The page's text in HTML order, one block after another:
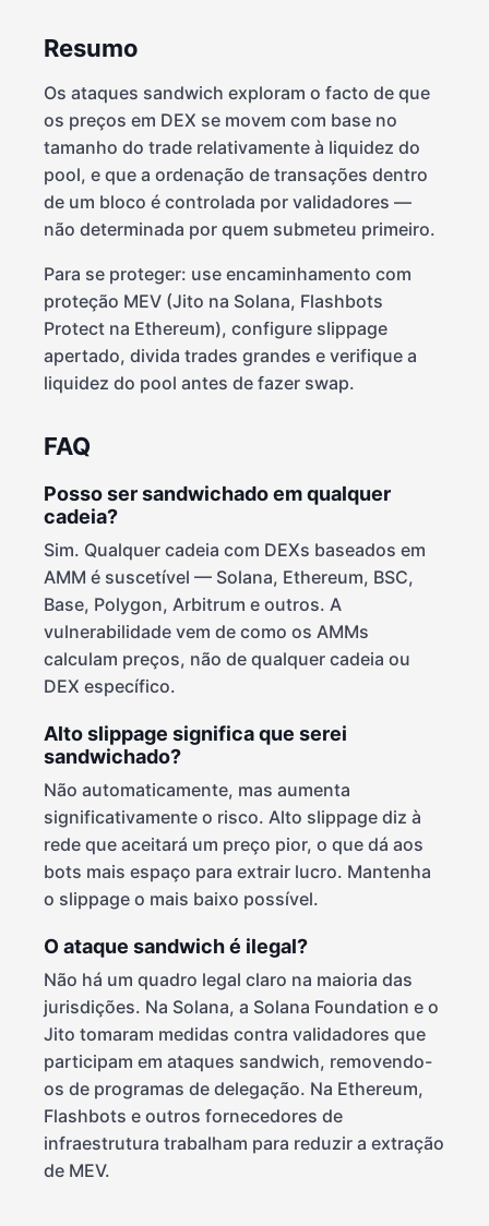
Resumo
Os ataques sandwich exploram o facto de que
os preços em DEX se movem com base no
tamanho do trade relativamente à liquidez do
pool, e que a ordenação de transações dentro
de um bloco é controlada por validadores —
não determinada por quem submeteu primeiro.
Para se proteger: use encaminhamento com
proteção MEV (Jito na Solana, Flashbots
Protect na Ethereum), configure slippage
apertado, divida trades grandes e verifique a
liquidez do pool antes de fazer swap.
FAQ
Posso ser sandwichado em qualquer
cadeia?
Sim. Qualquer cadeia com DEXs baseados em
AMM é suscetível — Solana, Ethereum, BSC,
Base, Polygon, Arbitrum e outros. A
vulnerabilidade vem de como os AMMs
calculam preços, não de qualquer cadeia ou
DEX específico.
Alto slippage significa que serei
sandwichado?
Não automaticamente, mas aumenta
significativamente o risco. Alto slippage diz à
rede que aceitará um preço pior, o que dá aos
bots mais espaço para extrair lucro. Mantenha
o slippage o mais baixo possível.
O ataque sandwich é ilegal?
Não há um quadro legal claro na maioria das
jurisdições. Na Solana, a Solana Foundation e o
Jito tomaram medidas contra validadores que
participam em ataques sandwich, removendo-
os de programas de delegação. Na Ethereum,
Flashbots e outros fornecedores de
infraestrutura trabalham para reduzir a extração
de MEV.